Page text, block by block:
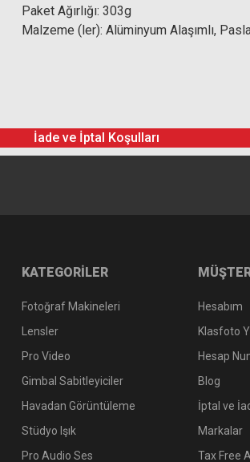
Paket Ağırlığı: 303g
Malzeme (ler): Alüminyum Alaşımlı,
İade ve İptal Koşulları
KATEGORİLER
Fotoğraf Makineleri
Lensler
Pro Video
Gimbal Sabitleyiciler
Havadan Görüntüleme
Stüdyo Işık
Pro Audio Ses
Hesabım
Klasfoto
Hesap
Blog
İptal ve
Markalar
Tax Free